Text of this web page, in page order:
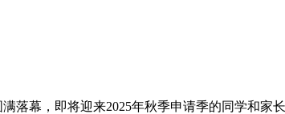
落幕，即将迎来2025年秋季申请季的同学和